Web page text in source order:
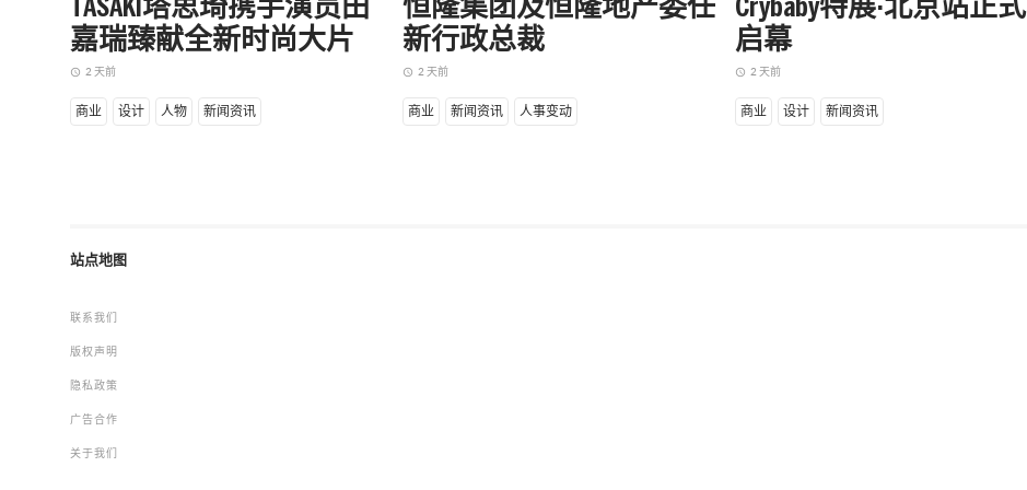
TASAKI塔思琦携手演员田
嘉瑞臻献全新时尚大片
access_time 2 天前
商业 设计 人物 新闻资讯
恒隆集团及恒隆地产委任
新行政总裁
access_time 2 天前
商业 新闻资讯 人事变动
Crybaby特展·北京站正式
启幕
access_time 2 天前
商业 设计 新闻资讯
站点地图
联系我们
版权声明
隐私政策
广告合作
关于我们